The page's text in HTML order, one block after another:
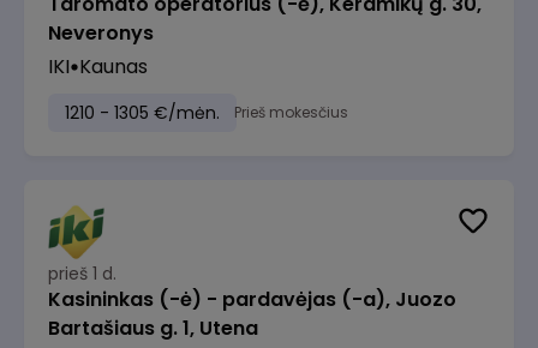
Neveronys
IKI Kaunas
1210 - 1305 €/mėn. Prieš mokesčius
prieš 1 d.
Kasininkas (-ė) - pardavėjas (-a), Juozo
Bartašiaus g. 1, Utena